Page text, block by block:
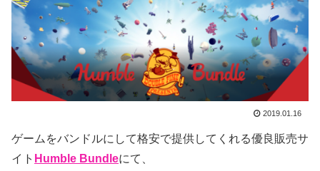
2019.01.16
ゲームをバンドルにして格安で提供してくれる優良販売サ
イト Humble Bundleにて、